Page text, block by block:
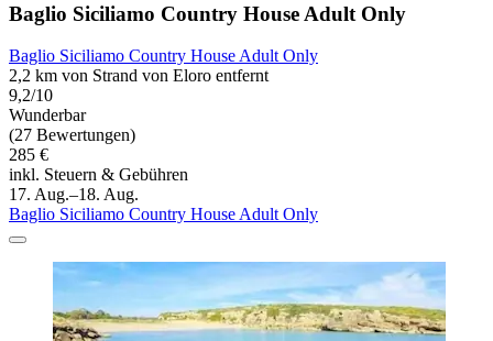
Baglio Siciliamo Country House Adult Only
Baglio Siciliamo Country House Adult Only
2,2 km von Strand von Eloro entfernt
9,2/10
Wunderbar
(27 Bewertungen)
285 €
inkl. Steuern & Gebühren
17. Aug.–18. Aug.
Baglio Siciliamo Country House Adult Only